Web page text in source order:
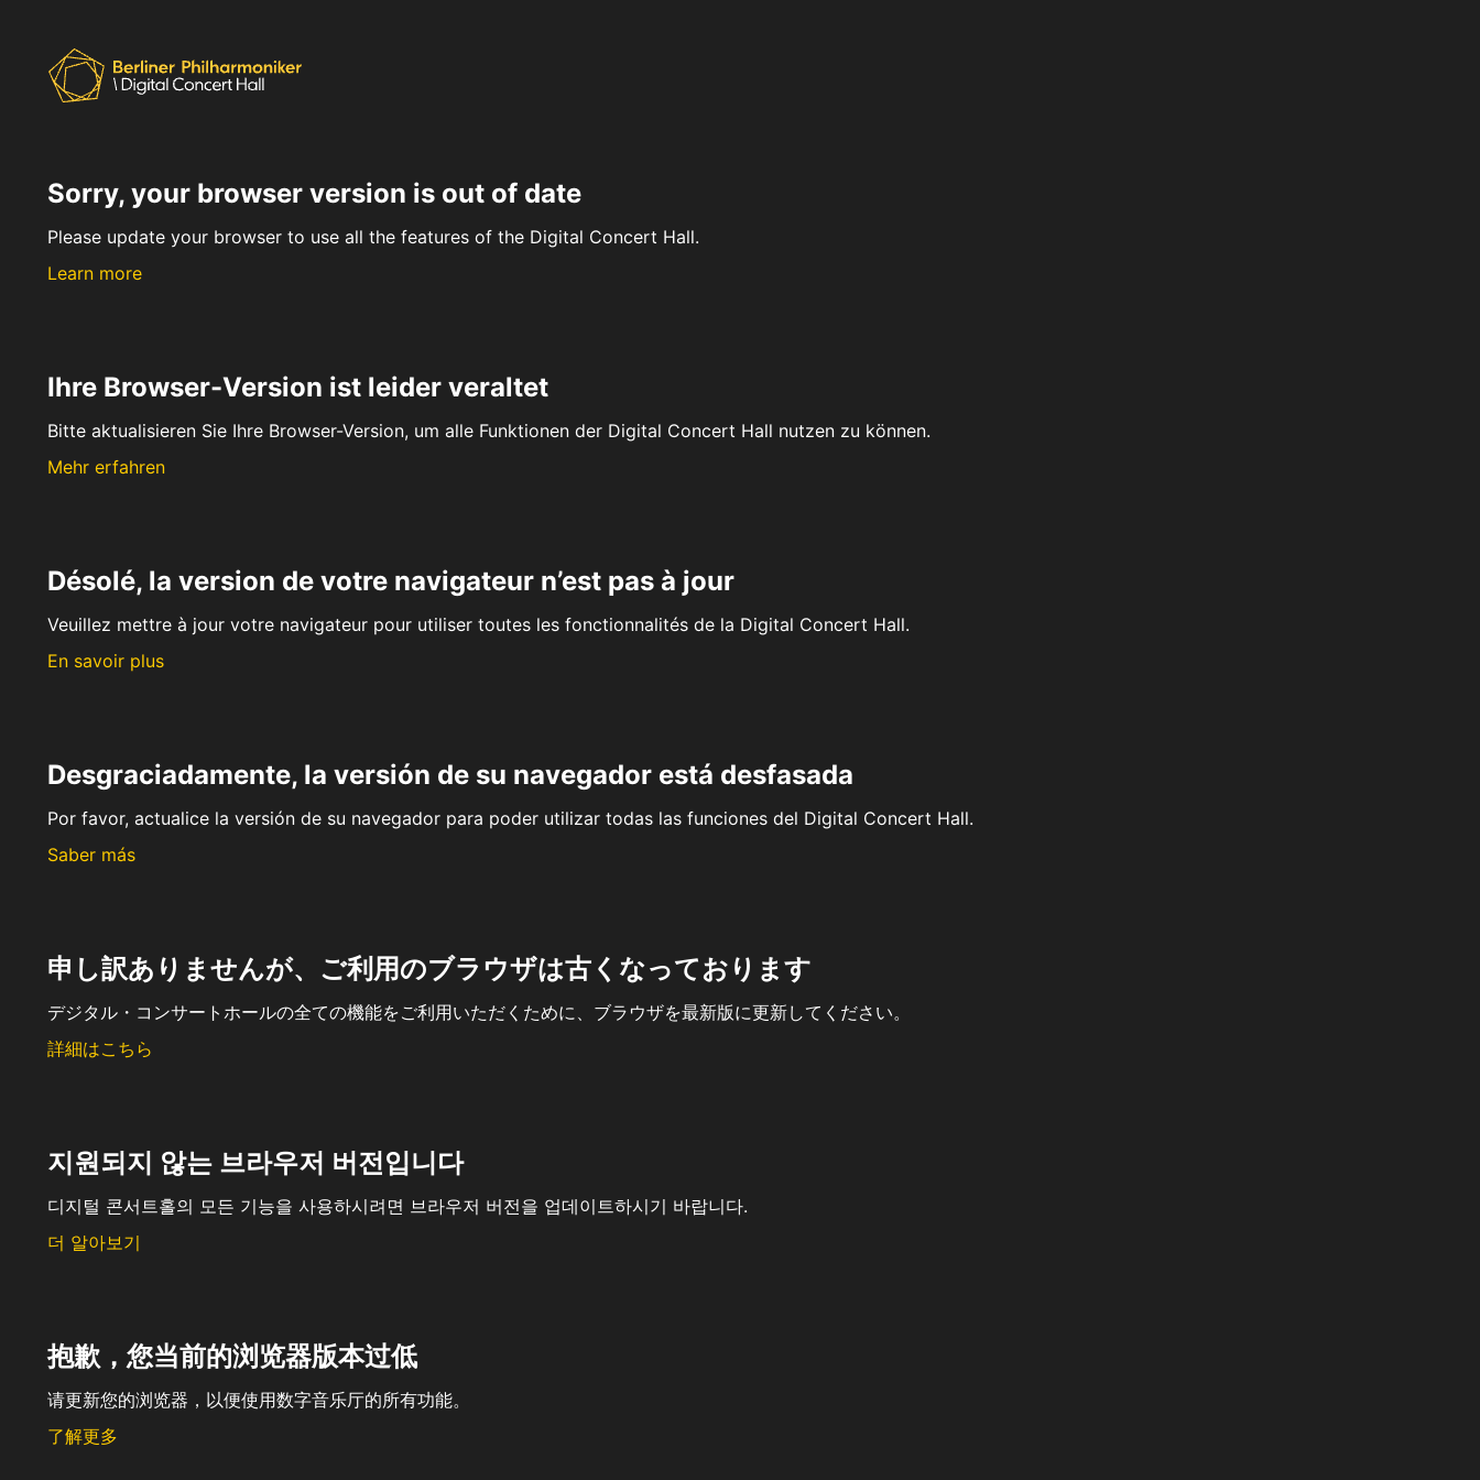
Sorry, your browser version is out of date
Please update your browser to use all the features of the Digital Concert Hall.
Learn more
Ihre Browser-Version ist leider veraltet
Bitte aktualisieren Sie Ihre Browser-Version, um alle Funktionen der Digital Concert Hall nutzen zu können.
Mehr erfahren
Désolé, la version de votre navigateur n’est pas à jour
Veuillez mettre à jour votre navigateur pour utiliser toutes les fonctionnalités de la Digital Concert Hall.
En savoir plus
Desgraciadamente, la versión de su navegador está desfasada
Por favor, actualice la versión de su navegador para poder utilizar todas las funciones del Digital Concert Hall.
Saber más
申し訳ありませんが、ご利用のブラウザは古くなっております
デジタル・コンサートホールの全ての機能をご利用いただくために、ブラウザを最新版に更新してください。
詳細はこちら
지원되지 않는 브라우저 버전입니다
디지털 콘서트홀의 모든 기능을 사용하시려면 브라우저 버전을 업데이트하시기 바랍니다.
더 알아보기
抱歉，您当前的浏览器版本过低
请更新您的浏览器，以便使用数字音乐厅的所有功能。
了解更多